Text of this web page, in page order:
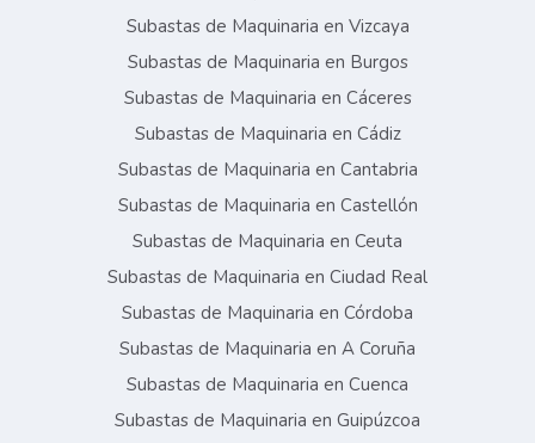
Subastas de Maquinaria en Vizcaya
Subastas de Maquinaria en Burgos
Subastas de Maquinaria en Cáceres
Subastas de Maquinaria en Cádiz
Subastas de Maquinaria en Cantabria
Subastas de Maquinaria en Castellón
Subastas de Maquinaria en Ceuta
Subastas de Maquinaria en Ciudad Real
Subastas de Maquinaria en Córdoba
Subastas de Maquinaria en A Coruña
Subastas de Maquinaria en Cuenca
Subastas de Maquinaria en Guipúzcoa